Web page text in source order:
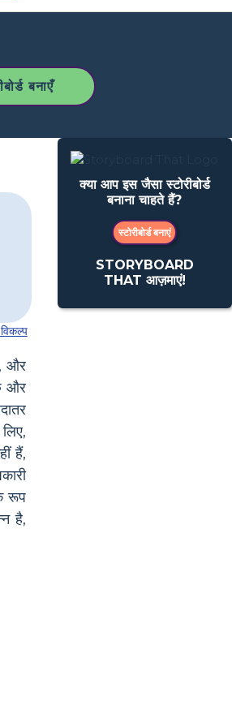
बनाएँ
क्या आप इस जैसा स्टोरीबोर्ड
बनाना चाहते हैं?
स्टोरीबोर्ड बनाएं
STORYBOARD
THAT आज़माएं!
और
और
हैं,
रूप
है,